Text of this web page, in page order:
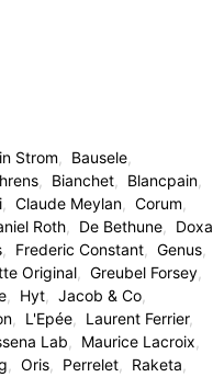
Strom
Bausele
Bianchet
Blancpain
Claude Meylan
Corum
Roth De Bethune
Doxa
Frederic Constant
Genus
Original
Greubel Forsey
Hyt
Jacob & Co
L'Epée
Laurent Ferrier
Lab
Maurice Lacroix
Oris Perrelet
Raketa